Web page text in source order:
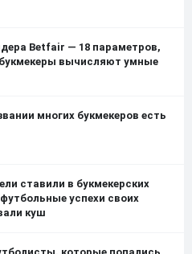
Betfair — 18 параметров,
вычисляют умные
многих букмекеров есть
ставили в букмекерских
успехи своих
куш